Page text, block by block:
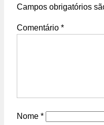
Campos obrigatórios
Comentário *
Nome *